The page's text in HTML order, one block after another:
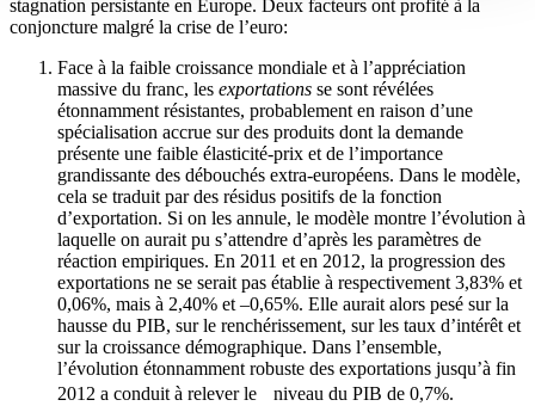
stagnation persistante en Europe. Deux facteurs ont profité à la
conjoncture malgré la crise de l’euro:
Face à la faible croissance mondiale et à l’appréciation
massive du franc, les exportations se sont révélées
étonnamment résistantes, probablement en raison d’une
spécialisation accrue sur des produits dont la demande
présente une faible élasticité-prix et de l’importance
grandissante des débouchés extra-européens. Dans le modèle,
cela se traduit par des résidus positifs de la fonction
d’exportation. Si on les annule, le modèle montre l’évolution à
laquelle on aurait pu s’attendre d’après les paramètres de
réaction empiriques. En 2011 et en 2012, la progression des
exportations ne se serait pas établie à respectivement 3,83% et
0,06%, mais à 2,40% et –0,65%. Elle aurait alors pesé sur la
hausse du PIB, sur le renchérissement, sur les taux d’intérêt et
sur la croissance démographique. Dans l’ensemble,
l’évolution étonnamment robuste des exportations jusqu’à fin
2012 a conduit à relever le niveau du PIB de 0,7%.